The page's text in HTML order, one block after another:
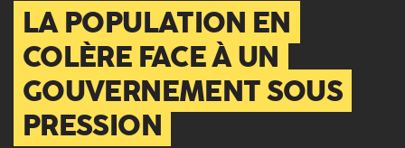
LA POPULATION EN
COLÈRE FACE À UN
GOUVERNEMENT SOUS
PRESSION